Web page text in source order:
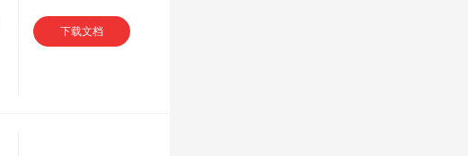
下载文档